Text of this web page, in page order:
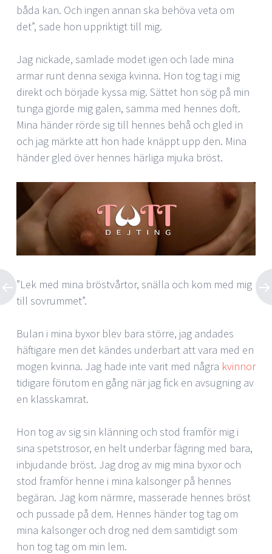
båda kan. Och ingen annan ska behöva veta om
det”, sade hon uppriktigt till mig.
Jag nickade, samlade modet igen och lade mina
armar runt denna sexiga kvinna. Hon tog tag i mig
direkt och började kyssa mig. Sättet hon sög på min
tunga gjorde mig galen, samma med hennes doft.
Mina händer rörde sig till hennes behå och gled in
och jag märkte att hon hade knäppt upp den. Mina
händer gled över hennes härliga mjuka bröst.
”Lek med mina bröstvårtor, snälla och kom med mig
till sovrummet”.
Bulan i mina byxor blev bara större, jag andades
häftigare men det kändes underbart att vara med en
mogen kvinna. Jag hade inte varit med några kvinnor
tidigare förutom en gång när jag fick en avsugning av
en klasskamrat.
Hon tog av sig sin klänning och stod framför mig i
sina spetstrosor, en helt underbar fägring med bara,
inbjudande bröst. Jag drog av mig mina byxor och
stod framför henne i mina kalsonger på hennes
begäran. Jag kom närmre, masserade hennes bröst
och pussade på dem. Hennes händer tog tag om
mina kalsonger och drog ned dem samtidigt som
hon tog tag om min lem.